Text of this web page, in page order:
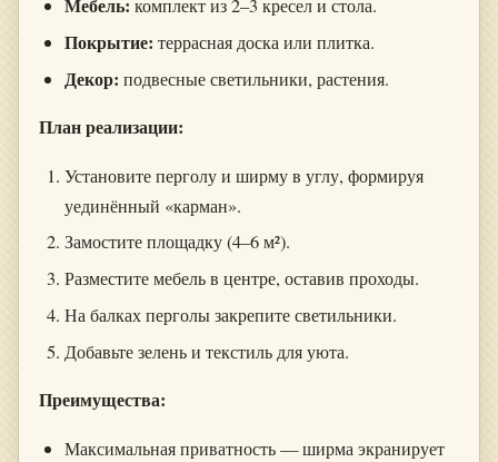
Мебель: комплект из 2–3 кресел и стола.
Покрытие: террасная доска или плитка.
Декор: подвесные светильники, растения.
План реализации:
Установите перголу и ширму в углу, формируя
уединённый «карман».
Замостите площадку (4–6 м²).
Разместите мебель в центре, оставив проходы.
На балках перголы закрепите светильники.
Добавьте зелень и текстиль для уюта.
Преимущества:
Максимальная приватность — ширма экранирует